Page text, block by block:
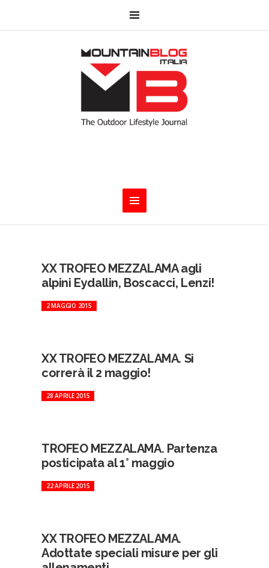
XX TROFEO MEZZALAMA agli
alpini Eydallin, Boscacci, Lenzi!
2 MAGGIO 2015
XX TROFEO MEZZALAMA. Si
correrà il 2 maggio!
28 APRILE 2015
TROFEO MEZZALAMA. Partenza
posticipata al 1° maggio
22 APRILE 2015
XX TROFEO MEZZALAMA.
Adottate speciali misure per gli